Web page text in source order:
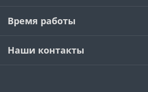
Время работы
Наши контакты